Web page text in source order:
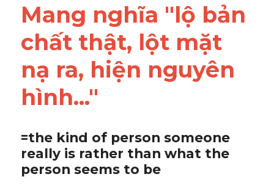
Word form
Cách dùng từ
Phân biệt từ
Đề thi thật Task 2
Writing
Mang nghĩa "lộ bản
chất thật, lột mặt
nạ ra, hiện nguyên
hình..."
=the kind of person someone
really is rather than what the
person seems to be